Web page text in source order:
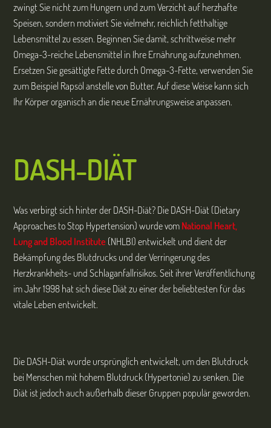
zwingt Sie nicht zum Hungern und zum Verzicht auf herzhafte
Speisen, sondern motiviert Sie vielmehr, reichlich fetthaltige
Lebensmittel zu essen. Beginnen Sie damit, schrittweise mehr
Omega-3-reiche Lebensmittel in Ihre Ernährung aufzunehmen.
Ersetzen Sie gesättigte Fette durch Omega-3-Fette, verwenden Sie
zum Beispiel Rapsöl anstelle von Butter. Auf diese Weise kann sich
Ihr Körper organisch an die neue Ernährungsweise anpassen.
DASH-DIÄT
Was verbirgt sich hinter der DASH-Diät? Die DASH-Diät (Dietary
Approaches to Stop Hypertension) wurde vom National Heart,
Lung and Blood Institute (NHLBI) entwickelt und dient der
Bekämpfung des Blutdrucks und der Verringerung des
Herzkrankheits- und Schlaganfallrisikos. Seit ihrer Veröffentlichung
im Jahr 1998 hat sich diese Diät zu einer der beliebtesten für das
vitale Leben entwickelt.
Die DASH-Diät wurde ursprünglich entwickelt, um den Blutdruck
bei Menschen mit hohem Blutdruck (Hypertonie) zu senken. Die
Diät ist jedoch auch außerhalb dieser Gruppen populär geworden.